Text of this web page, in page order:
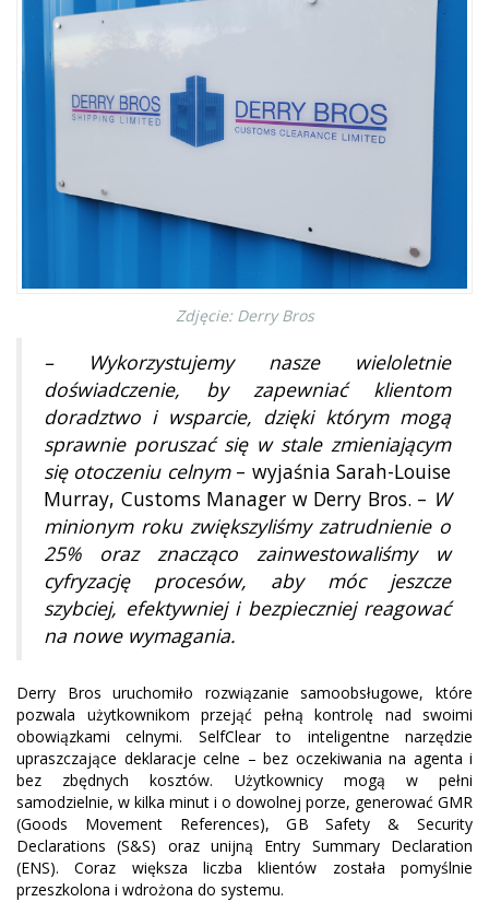
Zdjęcie: Derry Bros
– Wykorzystujemy nasze wieloletnie
doświadczenie, by zapewniać klientom
doradztwo i wsparcie, dzięki którym mogą
sprawnie poruszać się w stale zmieniającym
się otoczeniu celnym – wyjaśnia Sarah-Louise
Murray, Customs Manager w Derry Bros. – W
minionym roku zwiększyliśmy zatrudnienie o
25% oraz znacząco zainwestowaliśmy w
cyfryzację procesów, aby móc jeszcze
szybciej, efektywniej i bezpieczniej reagować
na nowe wymagania.
Derry Bros uruchomiło rozwiązanie samoobsługowe, które
pozwala użytkownikom przejąć pełną kontrolę nad swoimi
obowiązkami celnymi. SelfClear to inteligentne narzędzie
upraszczające deklaracje celne – bez oczekiwania na agenta i
bez zbędnych kosztów. Użytkownicy mogą w pełni
samodzielnie, w kilka minut i o dowolnej porze, generować GMR
(Goods Movement References), GB Safety & Security
Declarations (S&S) oraz unijną Entry Summary Declaration
(ENS). Coraz większa liczba klientów została pomyślnie
przeszkolona i wdrożona do systemu.